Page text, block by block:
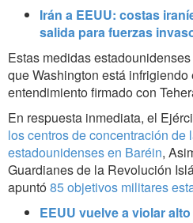
Irán a EEUU: costas
salida para fuerzas
Estas medidas
que Washington está
entendimiento firmado con
En respuesta inmediata, el
los centros de concentración de
estadounidenses en Baréin,
Guardianes de la Revolución
apuntó85 objetivos militares
EEUU vuelve a violar